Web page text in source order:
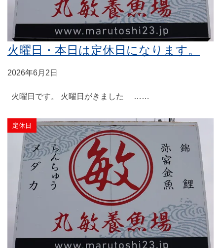
BLOG
火曜日・本日は定休日になります。
2026年6月2日
火曜日です。 火曜日がきました ……
定休日